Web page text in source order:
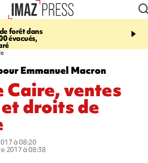
forêt dans
évacués,
19:21
CONTRÔLES
end, 109 infractions
Emmanuel Macron
Caire, ventes
droits de
à 08:20
2017 à 08:38